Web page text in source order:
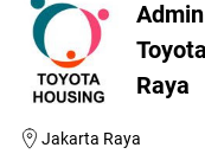
Raya
Jakarta Raya